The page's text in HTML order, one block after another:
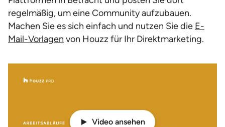
regelmäßig, um eine Community aufzubauen.
Machen Sie es sich einfach und nutzen Sie die E-
Mail-Vorlagen von Houzz für Ihr Direktmarketing.
Video ansehen